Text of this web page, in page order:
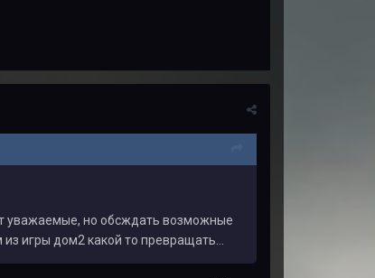
уважаемые, но обсждать возможные
игры дом2 какой то превращать...